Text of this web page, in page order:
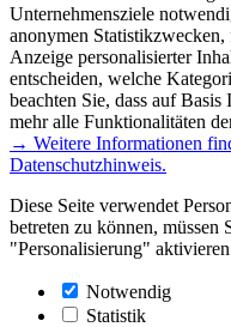
Unternehmensziele
anonymen
Anzeige personalisierter
entscheiden, welche
beachten Sie, dass auf
mehr alle Funktionalitäten
→ Weitere Informationen
Datenschutzhinweis.
Diese Seite verwendet
betreten zu können, müssen
"Personalisierung"
Notwendig
Statistik